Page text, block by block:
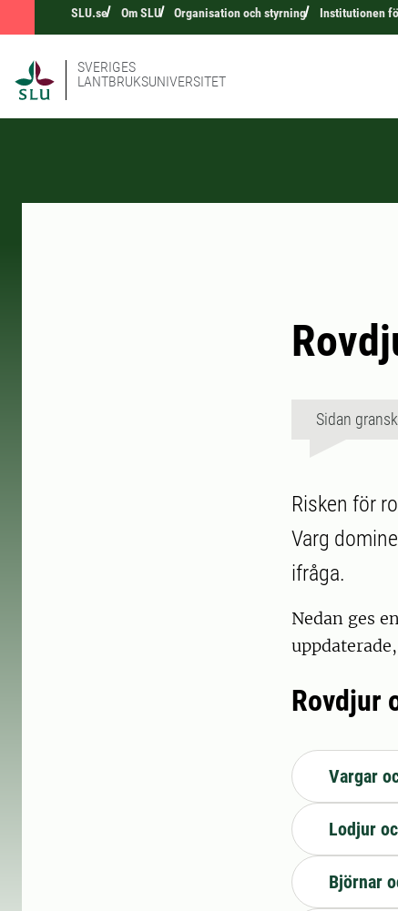
SLU.se Om SLU Organisation och styrning Institutionen
SVERIGES
LANTBRUKSUNIVERSITET
Sidan
Risken för
Varg
ifråga.
Nedan ges
Rovdjur
Vargar
Lodjur
Björnar